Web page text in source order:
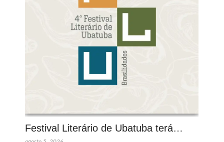
Festival Literário de Ubatuba terá…